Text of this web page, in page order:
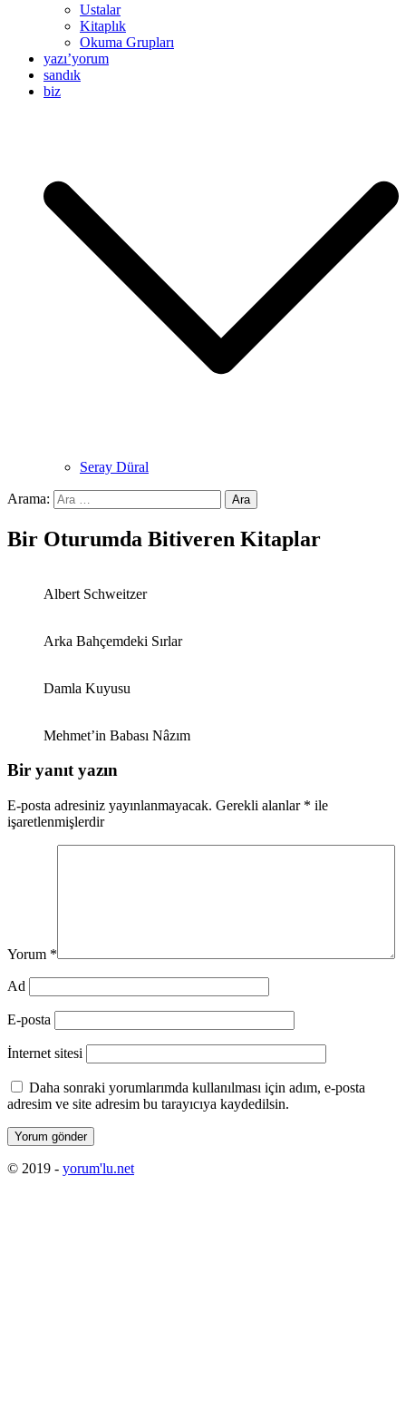
Ustalar
Kitaplık
Okuma Grupları
yazı’yorum
sandık
biz
Seray Düral
Arama:
Bir Oturumda Bitiveren Kitaplar
Albert Schweitzer
Arka Bahçemdeki Sırlar
Damla Kuyusu
Mehmet’in Babası Nâzım
Bir yanıt yazın
E-posta adresiniz yayınlanmayacak. Gerekli alanlar * ile
işaretlenmişlerdir
Yorum *
Ad
E-posta
İnternet sitesi
Daha sonraki yorumlarımda kullanılması için adım, e-posta
adresim ve site adresim bu tarayıcıya kaydedilsin.
© 2019 - yorum'lu.net